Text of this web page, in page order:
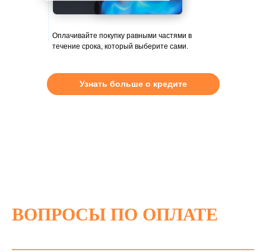
Оплачивайте покупку равными частями в
течение срока, который выберите сами.
Узнать больше о кредите
ВОПРОСЫ ПО ОПЛАТЕ